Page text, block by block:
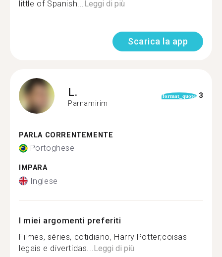
little of Spanish... Leggi di più
Scarica la app
L.
Parnamirim
format_quote 3
PARLA CORRENTEMENTE
Portoghese
IMPARA
Inglese
I miei argomenti preferiti
Filmes, séries, cotidiano, Harry Potter;coisas
legais e divertidas... Leggi di più